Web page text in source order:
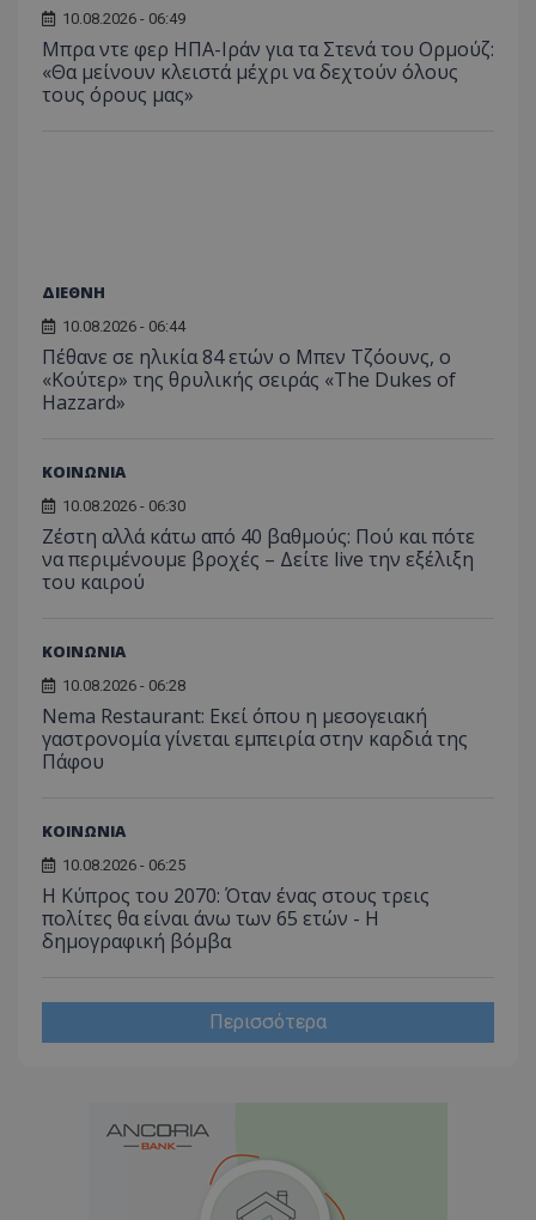
10.08.2026 - 06:49
Μπρα ντε φερ ΗΠΑ-Ιράν για τα Στενά του Ορμούζ:
«Θα μείνουν κλειστά μέχρι να δεχτούν όλους
τους όρους μας»
ΔΙΕΘΝΗ
10.08.2026 - 06:44
Πέθανε σε ηλικία 84 ετών ο Μπεν Τζόουνς, ο
«Κούτερ» της θρυλικής σειράς «The Dukes of
Hazzard»
ΚΟΙΝΩΝΙΑ
10.08.2026 - 06:30
Ζέστη αλλά κάτω από 40 βαθμούς: Πού και πότε
να περιμένουμε βροχές – Δείτε live την εξέλιξη
του καιρού
ΚΟΙΝΩΝΙΑ
10.08.2026 - 06:28
Nema Restaurant: Εκεί όπου η μεσογειακή
γαστρονομία γίνεται εμπειρία στην καρδιά της
Πάφου
ΚΟΙΝΩΝΙΑ
10.08.2026 - 06:25
Η Κύπρος του 2070: Όταν ένας στους τρεις
πολίτες θα είναι άνω των 65 ετών - Η
δημογραφική βόμβα
Περισσότερα